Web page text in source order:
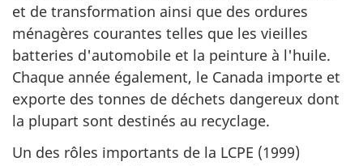
et de transformation ainsi que des ordures
ménagères courantes telles que les vieilles
batteries d'automobile et la peinture à l'huile.
Chaque année également, le Canada importe et
exporte des tonnes de déchets dangereux dont
la plupart sont destinés au recyclage.
Un des rôles importants de la LCPE (1999)